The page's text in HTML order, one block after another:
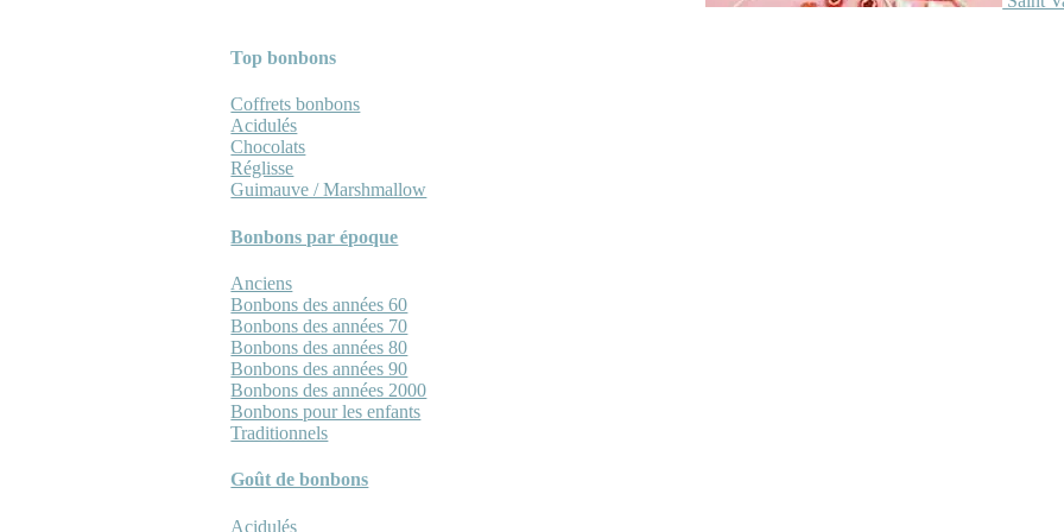
Top bonbons
Coffrets bonbons
Acidulés
Chocolats
Réglisse
Guimauve / Marshmallow
Bonbons par époque
Anciens
Bonbons des années 60
Bonbons des années 70
Bonbons des années 80
Bonbons des années 90
Bonbons des années 2000
Bonbons pour les enfants
Traditionnels
Goût de bonbons
Acidulés